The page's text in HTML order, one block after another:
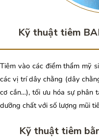
Kỹ thuật tiêm
Tiêm vào các điểm thẩm mỹ
các vị trí dây chằng (dây
cơ cắn…), tối ưu hóa sự phân
dưỡng chất với số lượng mũi
Kỹ thuật tiêm